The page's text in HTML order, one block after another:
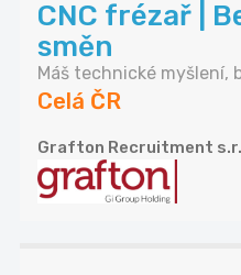
CNC frézař |
směn
Máš technické myšlení,
Celá ČR
Grafton Recruitment